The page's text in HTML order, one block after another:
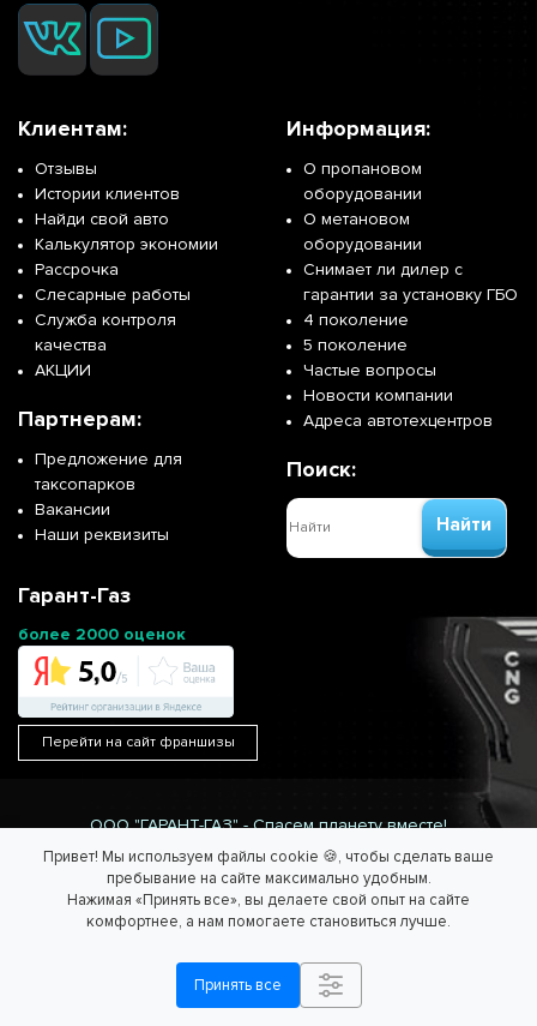
Привет! Мы используем файлы cookie 🍪, чтобы сделать ваше
пребывание на сайте максимально удобным.
Нажимая «Принять все», вы делаете свой опыт на сайте
комфортнее, а нам помогаете становиться лучше.
Принять все
Клиентам:
Отзывы
Истории клиентов
Найди свой авто
Калькулятор экономии
Рассрочка
Слесарные работы
Служба контроля
качества
АКЦИИ
Партнерам:
Предложение для
таксопарков
Вакансии
Наши реквизиты
Информация:
О пропановом
оборудовании
О метановом
оборудовании
Снимает ли дилер с
гарантии за установку ГБО
4 поколение
5 поколение
Частые вопросы
Новости компании
Адреса автотехцентров
Поиск:
Найти
Гарант-Газ
более 2000 оценок
Перейти на сайт франшизы
ООО "ГАРАНТ-ГАЗ" - Спасем планету вместе!
Информация на сайте не является публичной офертой.
Согласие на обработку персональных данных /Политика
обработки персональных данных.